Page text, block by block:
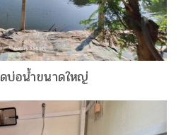
บ่อน้ำขนาดใหญ่